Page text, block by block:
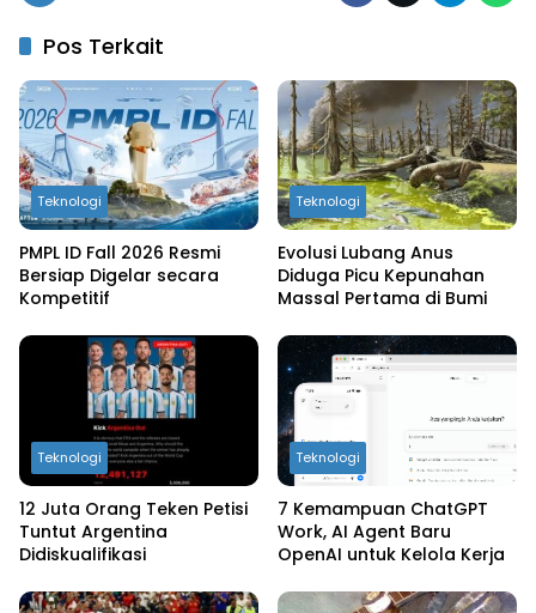
Pos Terkait
Teknologi
PMPL ID Fall 2026 Resmi
Bersiap Digelar secara
Kompetitif
Teknologi
Evolusi Lubang Anus
Diduga Picu Kepunahan
Massal Pertama di Bumi
Teknologi
12 Juta Orang Teken Petisi
Tuntut Argentina
Didiskualifikasi
Teknologi
7 Kemampuan ChatGPT
Work, AI Agent Baru
OpenAI untuk Kelola Kerja